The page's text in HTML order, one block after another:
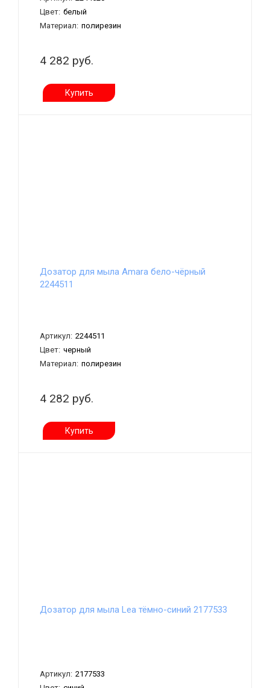
Цвет: белый
Материал: полирезин
4 282 руб.
Купить
Дозатор для мыла Amara бело-чёрный
2244511
Артикул: 2244511
Цвет: черный
Материал: полирезин
4 282 руб.
Купить
Дозатор для мыла Lea тёмно-синий 2177533
Артикул: 2177533